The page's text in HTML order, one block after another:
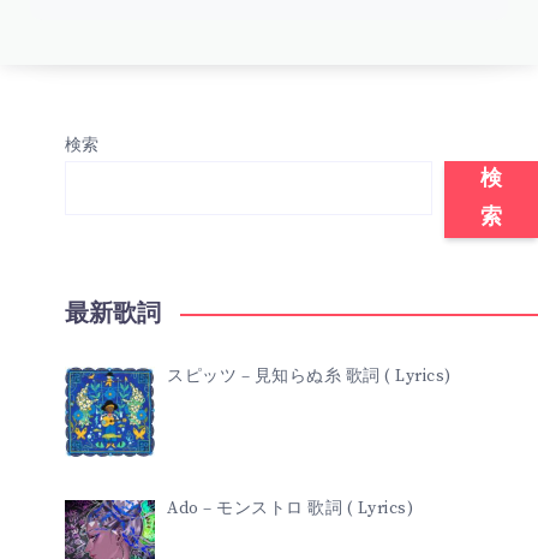
検索
検
索
最新歌詞
スピッツ – 見知らぬ糸 歌詞 ( Lyrics)
Ado – モンストロ 歌詞 ( Lyrics)